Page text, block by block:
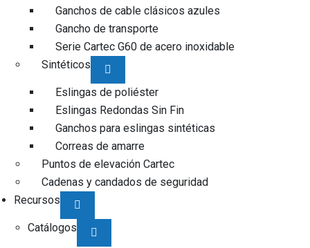
Ganchos de cable clásicos azules
Gancho de transporte
Serie Cartec G60 de acero inoxidable
Sintéticos
Eslingas de poliéster
Eslingas Redondas Sin Fin
Ganchos para eslingas sintéticas
Correas de amarre
Puntos de elevación Cartec
Cadenas y candados de seguridad
Recursos
Catálogos